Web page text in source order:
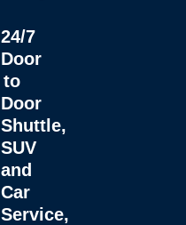
24/7
Door
to
Door
Shuttle,
SUV
and
Car
Service,